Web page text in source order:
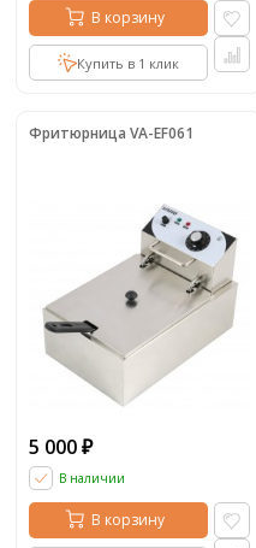
В корзину
Купить в 1 клик
Фритюрница VA-EF061
5 000 ₽
В наличии
В корзину